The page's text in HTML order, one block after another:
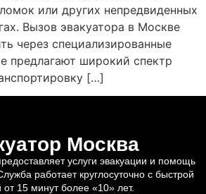
или других непредвиденных
Вызов эвакуатора в Москве
через специализированные
предлагают широкий спектр
[…]
Москва
услуги эвакуации и помощь
работает круглосуточно с быстрой
от 15 минут более «10» лет.